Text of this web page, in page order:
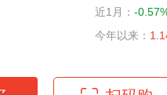
近1月： -
今年以来：